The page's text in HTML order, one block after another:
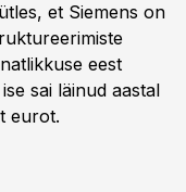
et Siemens on
eest
sai läinud aastal
eurot.